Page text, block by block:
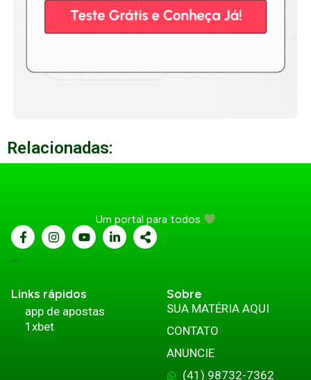
Relacionadas:
Um portal para todos
...
Links rápidos
app de apostas
1xbet
Sobre
SUA MATÉRIA AQUI
CONTATO
ANUNCIE
(41) 98732-7362